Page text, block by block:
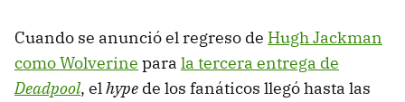
Cuando se anunció el regreso de Hugh Jackman
como Wolverine para la tercera entrega de
Deadpool, elhype de los fanáticos llegó hasta las